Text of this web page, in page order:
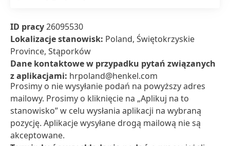
ID pracy26095530
Lokalizacje stanowisk: Poland, Świętokrzyskie
Province, Stąporków
Dane kontaktowe w przypadku pytań związanych
z aplikacjami: hrpoland@henkel.com
Prosimy o nie wysyłanie podań na powyższy adres
mailowy. Prosimy o kliknięcie na „Aplikuj na to
stanowisko” w celu wysłania aplikacji na wybraną
pozycję. Aplikacje wysyłane drogą mailową nie są
akceptowane.